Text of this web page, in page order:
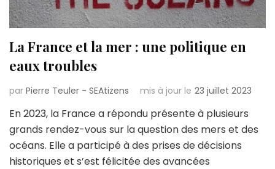
La France et la mer : une politique en
eaux troubles
par Pierre Teuler - SEAtizens mis à jour le 23 juillet 2023
En 2023, la France a répondu présente à plusieurs
grands rendez-vous sur la question des mers et des
océans. Elle a participé à des prises de décisions
historiques et s’est félicitée des avancées